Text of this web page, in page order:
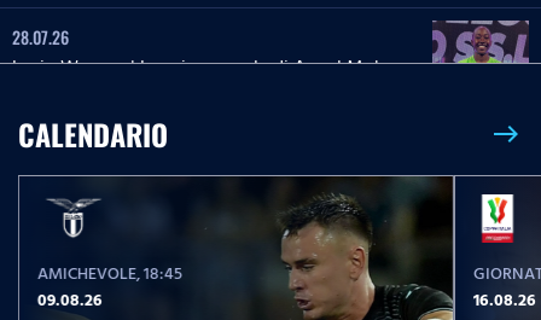
28.07.26
Lazio Women | Le prime parole di Angel Mukasa
Lazio Women | Le parole di Martina Zanoli a
Lazio Style Tv
27.07.26
Lazio Women | Le prime parole di Carlotta Masu
CALENDARIO east
AMICHEVOLE, 18:45
09.08.26
16.08.26